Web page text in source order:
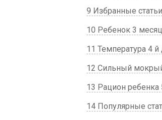
9 Избранные статьи
10 Ребенок 3
11 Температура 4
12 Сильный
13 Рацион
14 Популярные